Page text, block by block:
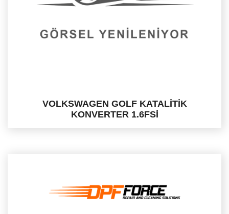
VOLKSWAGEN GOLF KATALİTİK
KONVERTER 1.6FSİ